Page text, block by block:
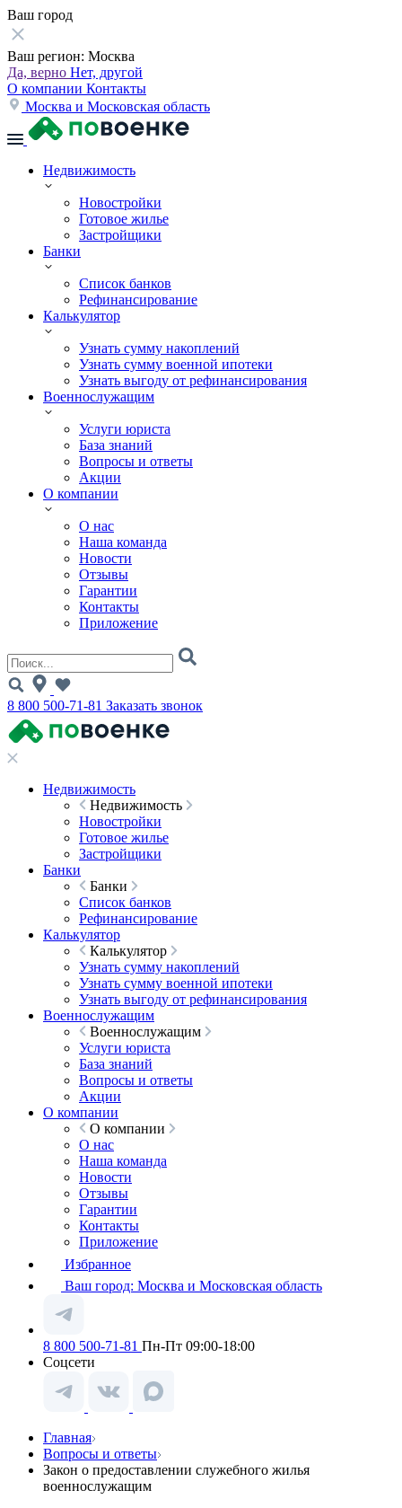
Ваш город
Ваш регион: Москва
Да, верно Нет, другой
О компании Контакты
Москва и Московская область
Недвижимость
Новостройки
Готовое жилье
Застройщики
Банки
Список банков
Рефинансирование
Калькулятор
Узнать сумму накоплений
Узнать сумму военной ипотеки
Узнать выгоду от рефинансирования
Военнослужащим
Услуги юриста
База знаний
Вопросы и ответы
Акции
О компании
О нас
Наша команда
Новости
Отзывы
Гарантии
Контакты
Приложение
8 800 500-71-81 Заказать звонок
Недвижимость
Недвижимость
Новостройки
Готовое жилье
Застройщики
Банки
Банки
Список банков
Рефинансирование
Калькулятор
Калькулятор
Узнать сумму накоплений
Узнать сумму военной ипотеки
Узнать выгоду от рефинансирования
Военнослужащим
Военнослужащим
Услуги юриста
База знаний
Вопросы и ответы
Акции
О компании
О компании
О нас
Наша команда
Новости
Отзывы
Гарантии
Контакты
Приложение
Избранное
Ваш город: Москва и Московская область
8 800 500-71-81 Пн-Пт 09:00-18:00
Соцсети
Главная
Вопросы и ответы
Закон о предоставлении служебного жилья
военнослужащим